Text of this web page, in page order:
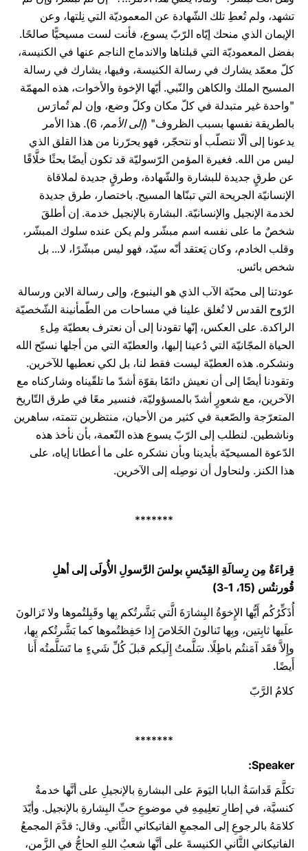
تشهد، ولم تُعطِ تلك الشّهادة عن المعموديّة التي نِلتها، وعن
الإيمان الذي منحك إيّاه الرّبّ يسوع، فأنت لست مسيحيًّا صالحًا.
بفضل المعموديّة التي قبلناها والاندماج الناجم عنها في الكنيسة،
كلّ معمّد يشارك في رسالة الكنيسة، وفيها، يشارك في رسالة
المسيح الملك والكاهن والنّبي. أيّها الإخوة والأخوات، هذه المهمّة
"واحدة غير متبدلة في كلّ مكان وكلّ وضع، وإن لم تُمارَس
بالطريقة نفسها بسبب الظروف" (إلى الأمم
، 6). هذا الأمر
يدعونا إلى ألّا نتصلّب أو نتحجّر، فهو يحرّرنا من هذا القلق الذي
ليس من الله. فغيرة المؤمن الرّسوليّة قد تكون أيضًا بحثًا خلَّاقًا
عن طرقٍ جديدة للبشارة والشّهادة، وطرقٍ جديدة لملاقاة
الإنسانيّة الجريحة التي تبنّاها المسيح. باختصار، طرق جديدة
لخدمة الإنجيل والإنسانيّة. البشارة بالإنجيل خدمة. إن أطلقَ
شخصٌ ما على نفسه اسم مبشّر ولم يكن عنده سلوك المبشّر،
وقلب الخادم، وكان يَعتقد أنّه سيّد، فهو ليس مبشّرًا، لا... بل
شخص بائس.
عودتنا إلى محبّة الآب الذي هو الينبوع، وإلى رسالة الابن ورسالة
الرّوح القدس لا تُغلق علينا في مساحات من الطّمأنينة الشّخصيّة
الراكدة. على العكس، إنّها تقودنا إلى أن نعترف بعطيّة مِلءِ
الحياة المجّانيّة التي دُعينا إليها، والعطيّة التي من أجلها نسبّح الله
ونشكره. هذه العطيّة ليست فقط لنا، بل لكي نعطيها للآخرين.
وتقودنا أيضًا إلى أن نعيش دائمًا بقوّة أشدّ ما تلقّيناه وشاركناه مع
الآخرين، مع شعورٍ أشدّ بالمسؤوليّة، فنسير معًا في طرق التّاريخ
المتعرّجة والصّعبة في كثير من الأحيان، منتظرين تتمته، ساهرين
وناشطين. لنطلب إلى الرّبّ يسوع هذه النّعمة، بأن نأخذ هذه
الدّعوة المسيحيّة بأيدينا وبأن نشكره على ما أعطانا إياه، على
هذا الكنز. ولنحاول أن نوصِله إلى الآخرين.
*******
قِراءَةٌ مِن رِسالَةِ القِدّيسِ بولسَ الرَّسولِ الأُولَى إلى أهلِ
قُورنتُس (15، 1-3)
أُذَكِّرُكُم أَيُّها الإِخوَةُ البِشارَةَ الَّتي بَشَّرتُكم بِها وقَبِلتُموها ولا تَزالونَ
علَيها ثابِتين، وبِها تَنالونَ الخَلاصَ إِذا حَفِظتُموها كما بَشَّرتُكم بِها،
وإِلاَّ فقَد آمَنتُم باطِلًا. سَلَّمتُ إِلَيكم قبلَ كُلِّ شَيءٍ ما تَسَلَّمتُه أَنا
أَيضًا.
كلامُ الرَّبّ
*******
Speaker:
تكلَّمَ قَداسَةُ البابا اليَومَ على البشارةِ بالإنجيلِ على أنَّها خدمةٌ
كنسيَّة، في إطارِ تعلِيمِهِ في موضوعِ حبِّ البِشارةِ بالإنجيل. وأيّدَ
كلامَهُ بالرجوعِ إلى المجمعِ الفاتيكاني الثَّاني. وقال: قدَّمَ المجمعُ
الفاتيكاني الثَّاني الكنيسةَ على أنَّها شعبُ اللهِ الحاجُّ في الزَّمن،